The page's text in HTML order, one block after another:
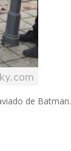
de Batman.